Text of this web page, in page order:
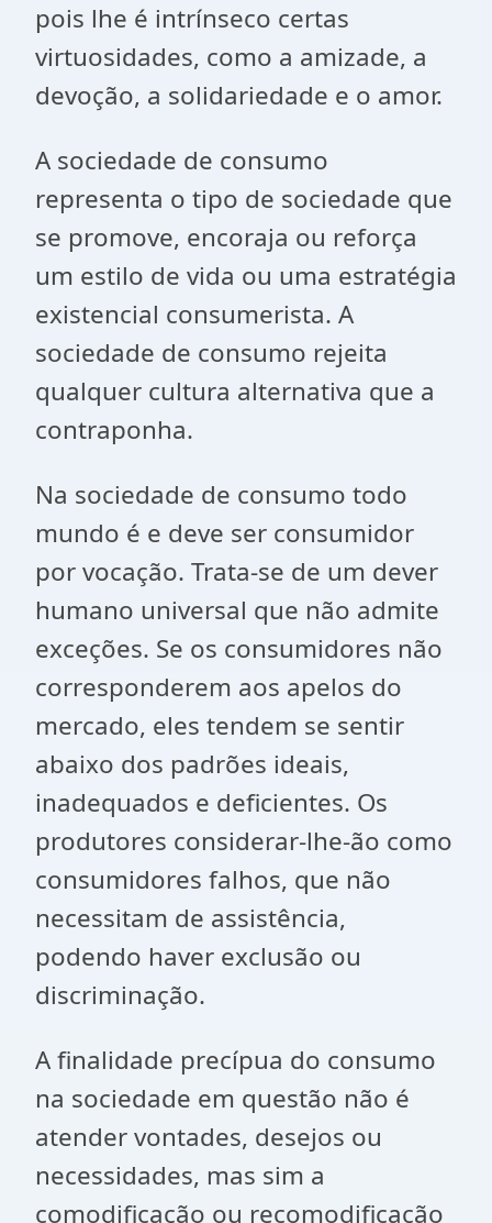
pois lhe é intrínseco certas
virtuosidades, como a amizade, a
devoção, a solidariedade e o amor.
A sociedade de consumo
representa o tipo de sociedade que
se promove, encoraja ou reforça
um estilo de vida ou uma estratégia
existencial consumerista. A
sociedade de consumo rejeita
qualquer cultura alternativa que a
contraponha.
Na sociedade de consumo todo
mundo é e deve ser consumidor
por vocação. Trata-se de um dever
humano universal que não admite
exceções. Se os consumidores não
corresponderem aos apelos do
mercado, eles tendem se sentir
abaixo dos padrões ideais,
inadequados e deficientes. Os
produtores considerar-lhe-ão como
consumidores falhos, que não
necessitam de assistência,
podendo haver exclusão ou
discriminação.
A finalidade precípua do consumo
na sociedade em questão não é
atender vontades, desejos ou
necessidades, mas sim a
comodificação ou recomodificação